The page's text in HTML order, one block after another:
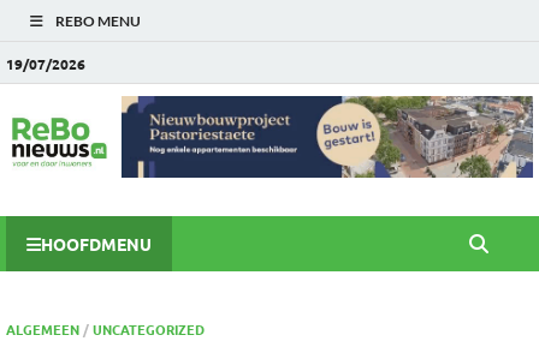
REBO MENU
19/07/2026
HOOFDMENU
ALGEMEEN/UNCATEGORIZED